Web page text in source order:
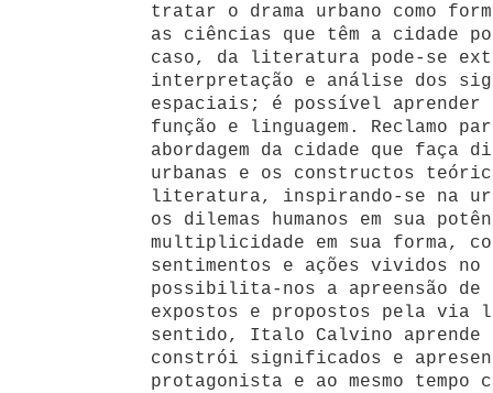
tratar o drama urbano como
as ciências que têm a cidade
caso, da literatura pode-se
interpretação e análise dos
espaciais; é possível aprender
função e linguagem. Reclamo
abordagem da cidade que faça
urbanas e os constructos
literatura, inspirando-se na
os dilemas humanos em sua
multiplicidade em sua forma,
sentimentos e ações vividos no
possibilita-nos a apreensão
expostos e propostos pela
sentido, Italo Calvino aprende
constrói significados e
protagonista e ao mesmo tempo